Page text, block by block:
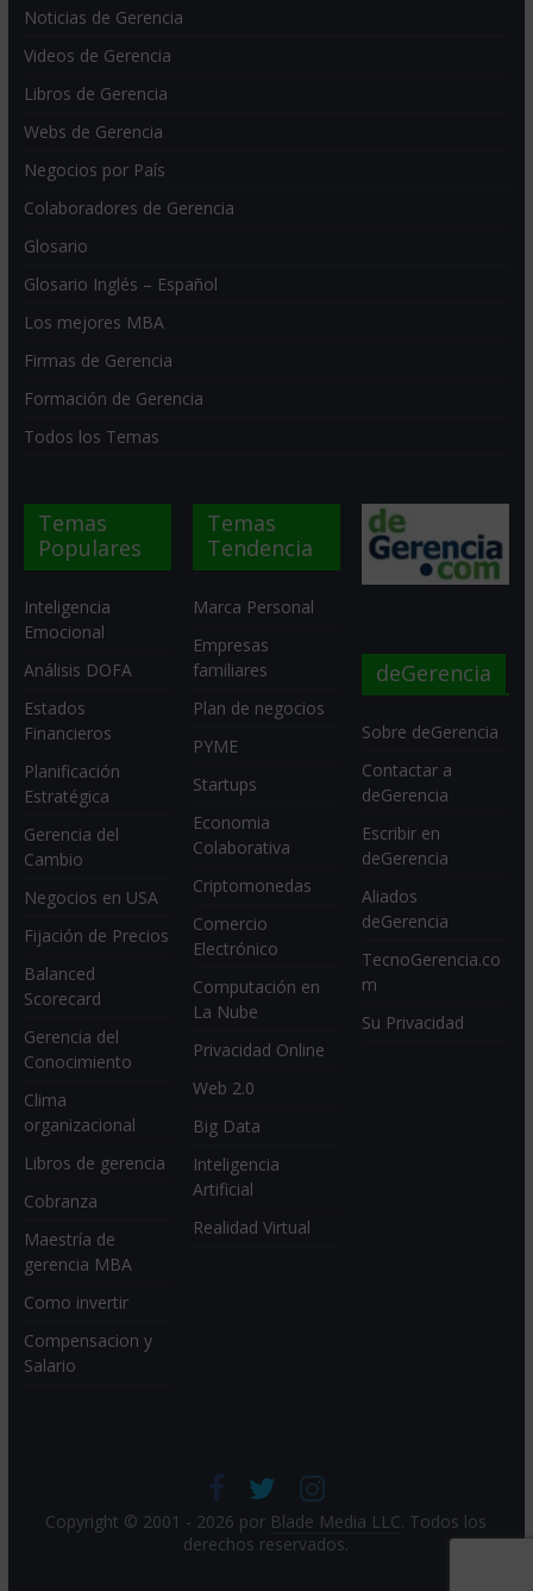
Noticias de Gerencia
Videos de Gerencia
Libros de Gerencia
Webs de Gerencia
Negocios por País
Colaboradores de Gerencia
Glosario
Glosario Inglés – Español
Los mejores MBA
Firmas de Gerencia
Formación de Gerencia
Todos los Temas
Temas
Populares
Inteligencia
Emocional
Análisis DOFA
Estados
Financieros
Planificación
Estratégica
Gerencia del
Cambio
Negocios en USA
Fijación de Precios
Balanced
Scorecard
Gerencia del
Conocimiento
Clima
organizacional
Libros de gerencia
Cobranza
Maestría de
gerencia MBA
Como invertir
Compensacion y
Salario
Temas
Tendencia
Marca Personal
Empresas
familiares
Plan de negocios
PYME
Startups
Economia
Colaborativa
Criptomonedas
Comercio
Electrónico
Computación en
La Nube
Privacidad Online
Web 2.0
Big Data
Inteligencia
Artificial
Realidad Virtual
deGerencia
Sobre deGerencia
Contactar a
deGerencia
Escribir en
deGerencia
Aliados
deGerencia
TecnoGerencia.co
m
Su Privacidad
Copyright © 2001 - 2026 por Blade Media LLC. Todos los
derechos reservados.